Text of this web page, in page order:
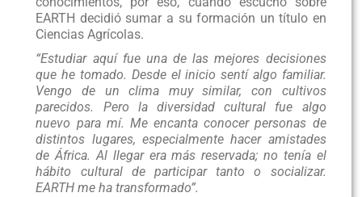
EARTH decidió sumar a su formación un título en
Ciencias Agrícolas.
“Estudiar aquí fue una de las mejores decisiones
que he tomado. Desde el inicio sentí algo familiar.
Vengo de un clima muy similar, con cultivos
parecidos. Pero la diversidad cultural fue algo
nuevo para mí. Me encanta conocer personas de
distintos lugares, especialmente hacer amistades
de África. Al llegar era más reservada; no tenía el
hábito cultural de participar tanto o socializar.
EARTH me ha transformado”.